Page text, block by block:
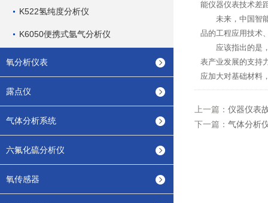
K522氢纯度分析仪
K6050便携式氩气分析仪
氧分析仪表
露点仪
气体分析系统
六氟化硫分析仪
氧传感器
能仪器仪表技术差
未来，中国智能
品的工程应用技术
应该指出的是，
表产业发展的支持
应加大对基础材料
上一篇： 仪器仪表
下一篇： 气体分析